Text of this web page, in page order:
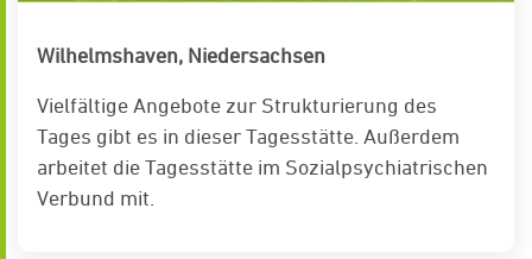
Wilhelmshaven, Niedersachsen
Vielfältige Angebote zur Strukturierung des
Tages gibt es in dieser Tagesstätte. Außerdem
arbeitet die Tagesstätte im Sozialpsychiatrischen
Verbund mit.